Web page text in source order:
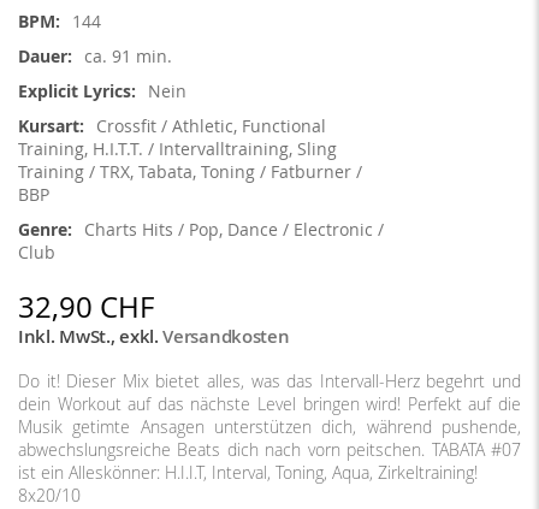
144
ca. 91 min.
Nein
Crossfit / Athletic, Functional
Training, H.I.T.T. / Intervalltraining, Sling
Training / TRX, Tabata, Toning / Fatburner /
BBP
Charts Hits / Pop, Dance / Electronic /
Club
32,90 CHF
Inkl. MwSt.,exkl.Versandkosten
Do it! Dieser Mix bietet alles, was das Intervall-Herz begehrt und
dein Workout auf das nächste Level bringen wird! Perfekt auf die
Musik getimte Ansagen unterstützen dich, während pushende,
abwechslungsreiche Beats dich nach vorn peitschen. TABATA #07
ist ein Alleskönner: H.I.I.T, Interval, Toning, Aqua, Zirkeltraining!
8x20/10